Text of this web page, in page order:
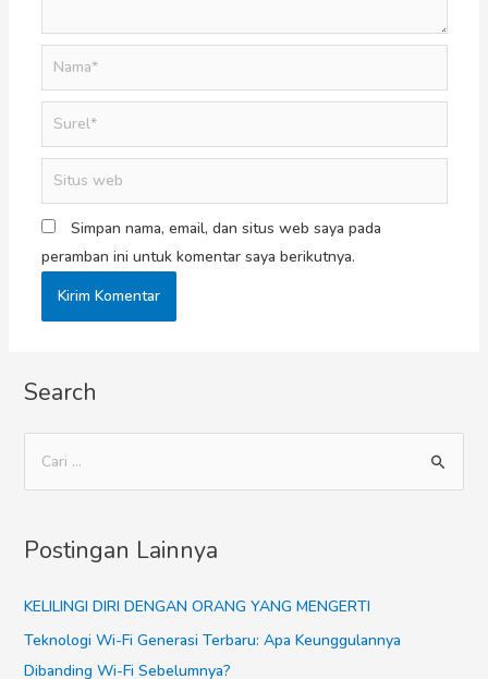
Simpan nama, email, dan situs web saya pada
peramban ini untuk komentar saya berikutnya.
Search
Postingan Lainnya
KELILINGI DIRI DENGAN ORANG YANG MENGERTI
Teknologi Wi-Fi Generasi Terbaru: Apa Keunggulannya
Dibanding Wi-Fi Sebelumnya?